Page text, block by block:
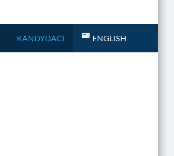
KANDYDACI ENGLISH